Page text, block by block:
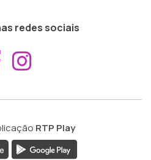
redes sociais
Aceder ao
RTP Play